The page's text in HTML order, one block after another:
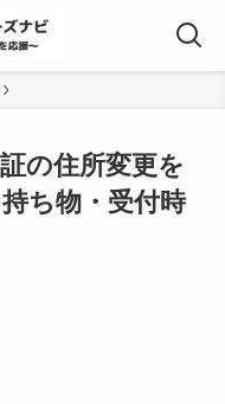
の住所変更を
ち物・受付時